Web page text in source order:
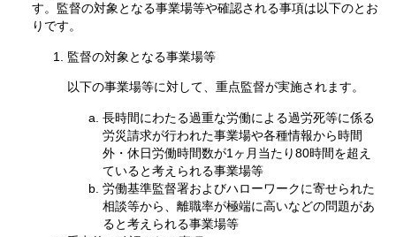
す。監督の対象となる事業場等や確認される事項は以下のとお
りです。
監督の対象となる事業場等
以下の事業場等に対して、重点監督が実施されます。
長時間にわたる過重な労働による過労死等に係る
労災請求が行われた事業場や各種情報から時間
外・休日労働時間数が1ヶ月当たり80時間を超え
ていると考えられる事業場等
労働基準監督署およびハローワークに寄せられた
相談等から、離職率が極端に高いなどの問題があ
ると考えられる事業場等